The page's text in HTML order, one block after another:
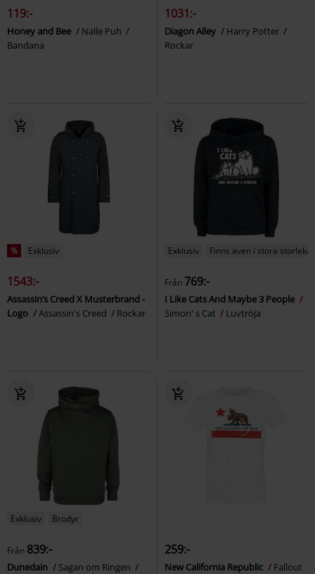
119:-
Honey and Bee
Nalle Puh
Bandana
1031:-
Diagon Alley
Harry Potter
Rockar
% Exklusiv
1543:-
Assassin’s Creed X Musterbrand -
Logo
Assassin's Creed Rockar
Exklusiv Finns även i stora storlekar
Från 769:-
I Like Cats And Maybe 3 People
Simon' s Cat
Luvtröja
Exklusiv Brodyr
Från 839:-
Dunedain
Sagan om Ringen
259:-
New California Republic
Fallout